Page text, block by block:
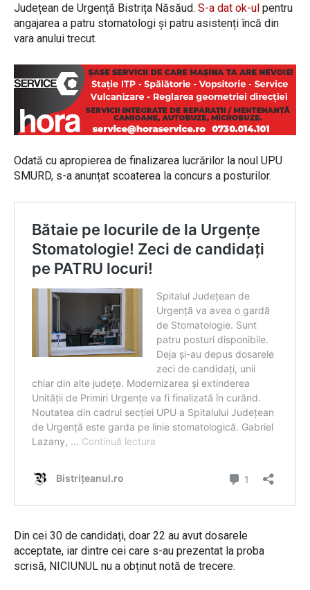
Județean de Urgență Bistrița Năsăud. S-a dat ok-ul pentru
angajarea a patru stomatologi și patru asistenți încă din
vara anului trecut.
Odată cu apropierea de finalizarea lucrărilor la noul UPU
SMURD, s-a anunțat scoaterea la concurs a posturilor.
Din cei 30 de candidați, doar 22 au avut dosarele
acceptate, iar dintre cei care s-au prezentat la proba
scrisă, NICIUNUL nu a obținut notă de trecere.